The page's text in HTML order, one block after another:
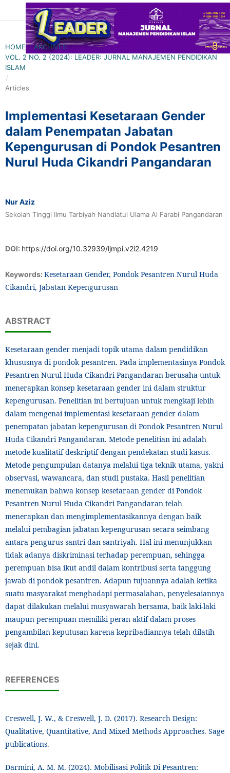
HOME / ARCHIVES /
VOL. 2 NO. 2 (2024): LEADER: JURNAL MANAJEMEN PENDIDIKAN
ISLAM
/
Articles
Implementasi Kesetaraan Gender
dalam Penempatan Jabatan
Kepengurusan di Pondok Pesantren
Nurul Huda Cikandri Pangandaran
Nur Aziz
Sekolah Tinggi Ilmu Tarbiyah Nahdlatul Ulama Al Farabi Pangandaran
DOI: https://doi.org/10.32939/ljmpi.v2i2.4219
Keywords: Kesetaraan Gender, Pondok Pesantren Nurul Huda
Cikandri, Jabatan Kepengurusan
ABSTRACT
Kesetaraan gender menjadi topik utama dalam pendidikan
khususnya di pondok pesantren. Pada implementasinya Pondok
Pesantren Nurul Huda Cikandri Pangandaran berusaha untuk
menerapkan konsep kesetaraan gender ini dalam struktur
kepengurusan. Penelitian ini bertujuan untuk mengkaji lebih
dalam mengenai implementasi kesetaraan gender dalam
penempatan jabatan kepengurusan di Pondok Pesantren Nurul
Huda Cikandri Pangandaran. Metode penelitian ini adalah
metode kualitatif deskriptif dengan pendekatan studi kasus.
Metode pengumpulan datanya melalui tiga teknik utama, yakni
observasi, wawancara, dan studi pustaka. Hasil penelitian
menemukan bahwa konsep kesetaraan gender di Pondok
Pesantren Nurul Huda Cikandri Pangandaran telah
menerapkan dan mengimplementasikannya dengan baik
melalui pembagian jabatan kepengurusan secara seimbang
antara pengurus santri dan santriyah. Hal ini menunjukkan
tidak adanya diskriminasi terhadap perempuan, sehingga
perempuan bisa ikut andil dalam kontribusi serta tanggung
jawab di pondok pesantren. Adapun tujuannya adalah ketika
suatu masyarakat menghadapi permasalahan, penyelesaiannya
dapat dilakukan melalui musyawarah bersama, baik laki-laki
maupun perempuan memiliki peran aktif dalam proses
pengambilan keputusan karena kepribadiannya telah dilatih
sejak dini.
REFERENCES
Creswell, J. W., & Creswell, J. D. (2017). Research Design:
Qualitative, Quantitative, And Mixed Methods Approaches. Sage
publications.
Darmini, A. M. M. (2024). Mobilisasi Politik Di Pesantren: